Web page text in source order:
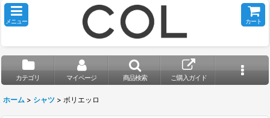
メニュー カート
カテゴリ マイページ 商品検索 ご購入ガイド
ホーム > シャツ > ボリエッロ